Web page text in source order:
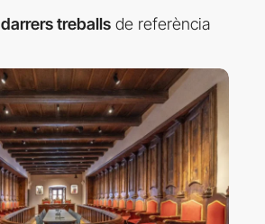
darrers treballsde referència